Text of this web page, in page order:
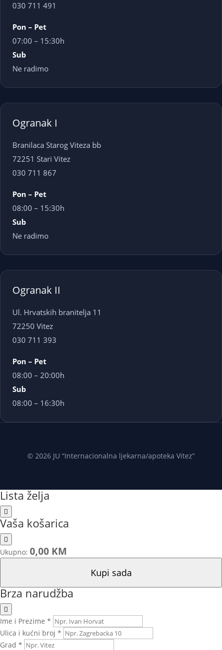
030 711 491
Pon – Pet
07:00 – 15:30h
Sub
Ne radimo
Ogranak I
Branilaca Starog Viteza bb
72251 Stari Vitez
030 711 867
Pon – Pet
08:00 – 15:30h
Sub
Ne radimo
Ogranak II
Ul. Hrvatskih branitelja 11
72250 Vitez
030 711 393
Pon – Pet
08:00 – 20:00h
Sub
08:00 – 16:30h
© 2026 JU “Internacionalna ljekarna/apoteka Vitez”
Lista želja
Vaša košarica
Ukupno: 0,00 KM
Kupi sada
Brza narudžba
Ime i Prezime *
Ulica i kućni broj *
Grad *